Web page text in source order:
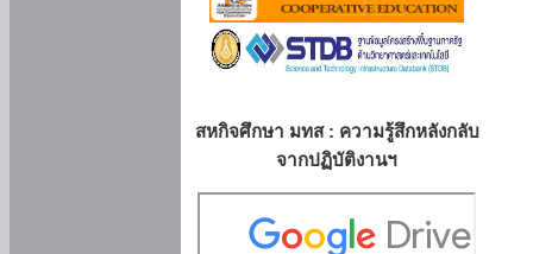
สหกิจศึกษา มทส : ความรู้สึกหลังกลับ
จากปฏิบัติงานฯ